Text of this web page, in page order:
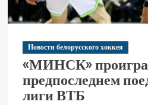
Новости белорусского хоккея
«МИНСК»
предпоследнем
лиги ВТБ